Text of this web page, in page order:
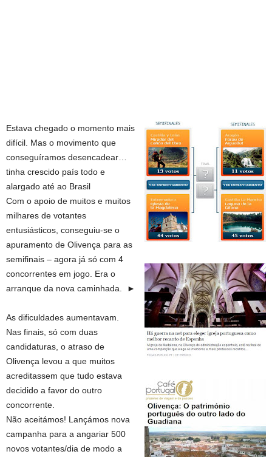
Estava chegado o momento mais
difícil. Mas o movimento que
conseguíramos desencadear…
tinha crescido país todo e
alargado até ao Brasil
Com o apoio de muitos e muitos
milhares de votantes
entusiásticos, conseguiu-se o
apuramento de Olivença para as
semifinais – agora já só com 4
concorrentes em jogo. Era o
arranque da nova caminhada. ►
As dificuldades aumentavam.
Nas finais, só com duas
candidaturas, o atraso de
Olivença levou a que muitos
acreditassem que tudo estava
decidido a favor do outro
concorrente.
Não aceitámos! Lançámos nova
campanha para a angariar 500
novos votantes/dia de modo a